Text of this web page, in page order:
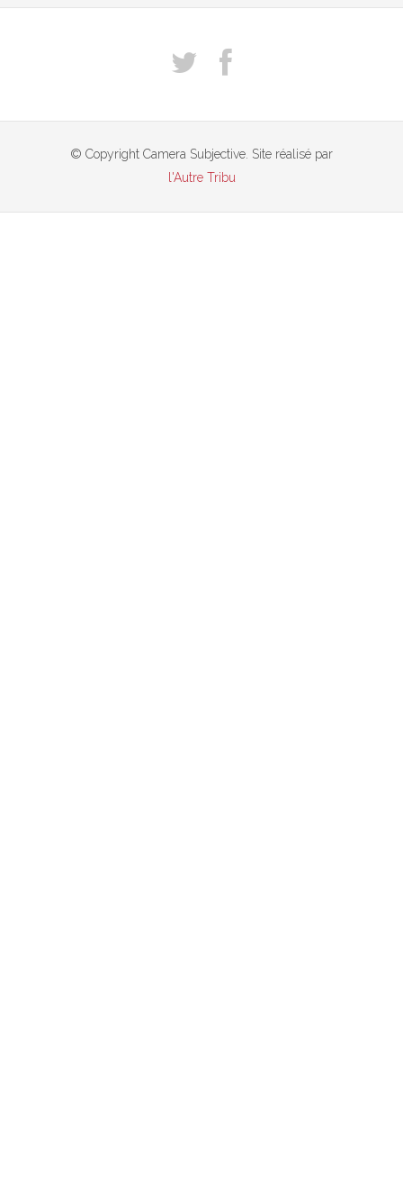
© Copyright Camera Subjective. Site réalisé par
l'Autre Tribu